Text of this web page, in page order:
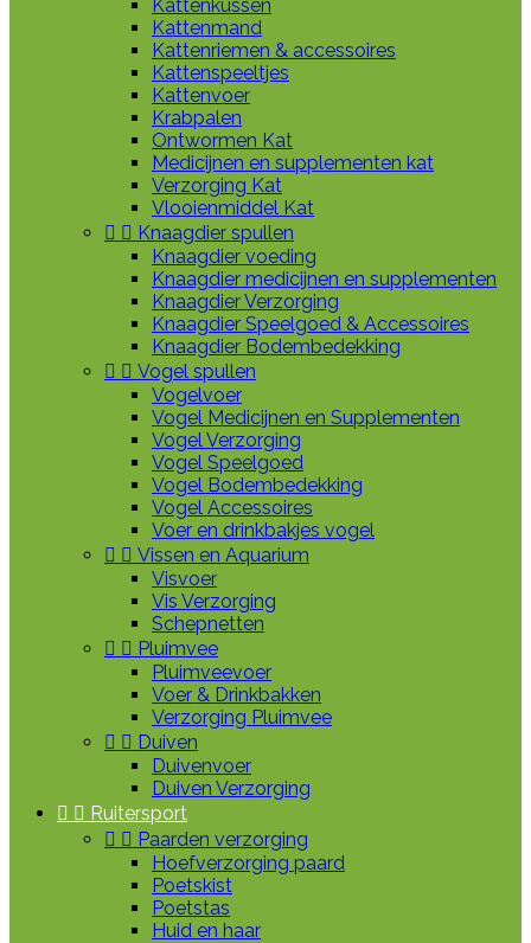
Kattenkussen
Kattenmand
Kattenriemen & accessoires
Kattenspeeltjes
Kattenvoer
Krabpalen
Ontwormen Kat
Medicijnen en supplementen kat
Verzorging Kat
Vlooienmiddel Kat
  Knaagdier spullen
Knaagdier voeding
Knaagdier medicijnen en supplementen
Knaagdier Verzorging
Knaagdier Speelgoed & Accessoires
Knaagdier Bodembedekking
  Vogel spullen
Vogelvoer
Vogel Medicijnen en Supplementen
Vogel Verzorging
Vogel Speelgoed
Vogel Bodembedekking
Vogel Accessoires
Voer en drinkbakjes vogel
  Vissen en Aquarium
Visvoer
Vis Verzorging
Schepnetten
  Pluimvee
Pluimveevoer
Voer & Drinkbakken
Verzorging Pluimvee
  Duiven
Duivenvoer
Duiven Verzorging
  Ruitersport
  Paarden verzorging
Hoefverzorging paard
Poetskist
Poetstas
Huid en haar